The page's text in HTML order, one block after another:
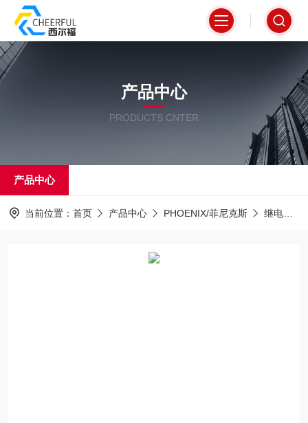
产品中心
PRODUCTS CNTER
产品中心
当前位置： 首页 产品中心 PHOENIX/菲尼克斯 继电器